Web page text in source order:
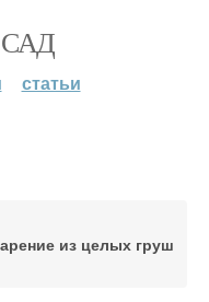
статьи
из целых груш